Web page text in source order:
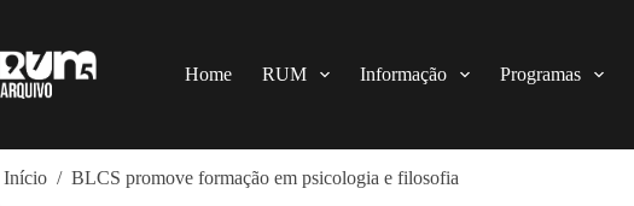
o
conteúdo
Home RUM Informação Programas
Início / BLCS promove formação em psicologia e filosofia